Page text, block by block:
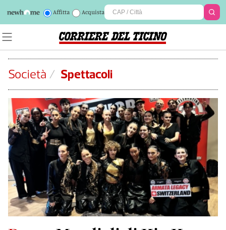
Affitta Acquista
Società / Spettacoli